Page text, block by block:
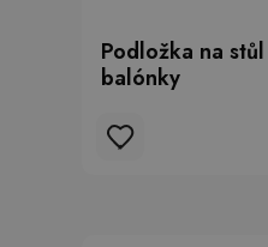
Podložka na
balónky